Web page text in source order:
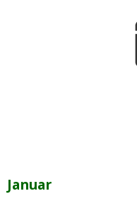
Januar